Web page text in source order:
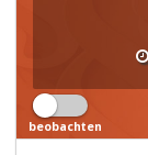
beobachten